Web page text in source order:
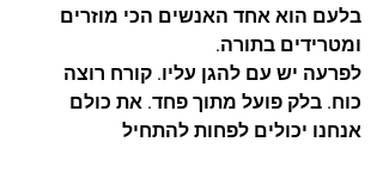
בלעם הוא אחד האנשים הכי מוזרים
ומטרידים בתורה.
לפרעה יש עם להגן עליו. קורח רוצה
כוח. בלק פועל מתוך פחד. את כולם
אנחנו יכולים לפחות להתחיל